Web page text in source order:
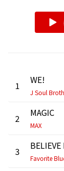
1 WE!
J Soul
2 MAGIC
MAX
3
Favorite